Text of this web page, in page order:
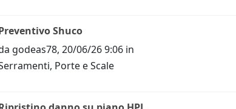
Shuco
godeas78,20/06/26 9:06 in
Porte e Scale